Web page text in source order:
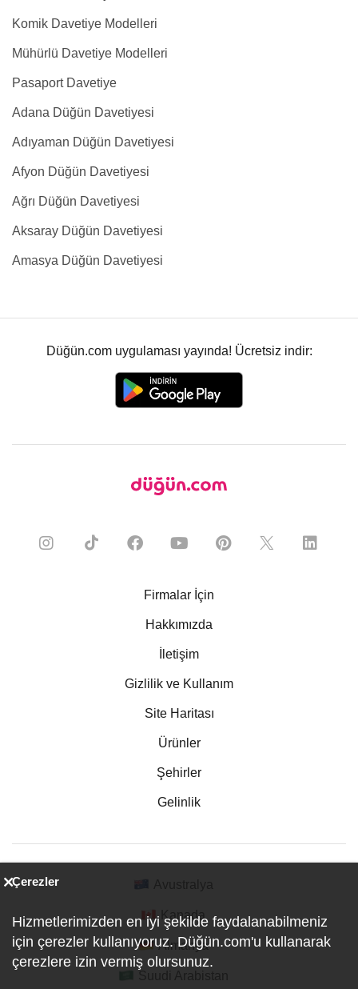
Komik Davetiye Modelleri
Mühürlü Davetiye Modelleri
Pasaport Davetiye
Adana Düğün Davetiyesi
Adıyaman Düğün Davetiyesi
Afyon Düğün Davetiyesi
Ağrı Düğün Davetiyesi
Aksaray Düğün Davetiyesi
Amasya Düğün Davetiyesi
Düğün.com uygulaması yayında! Ücretsiz indir:
Firmalar İçin
Hakkımızda
İletişim
Gizlilik ve Kullanım
Site Haritası
Ürünler
Şehirler
Gelinlik
Kanada
Almanya
Çerezler
Hizmetlerimizden en iyi şekilde faydalanabilmeniz
için çerezler kullanıyoruz. Düğün.com'u kullanarak
çerezlere izin vermiş olursunuz.